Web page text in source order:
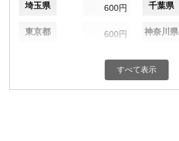
埼玉県 600円 千葉県
東京都 600円 神奈川県
600円 富山県
すべて表示